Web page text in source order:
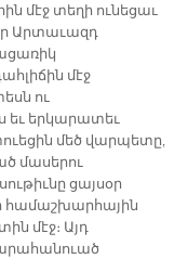
մէջ տեղի ունեցաւ
Արտաւազդ
մէջ
ու
եւ երկարատեւ
մեծ վարպետը,
մասերու
ցայսօր
համաշխարհային
մէջ։ Այդ